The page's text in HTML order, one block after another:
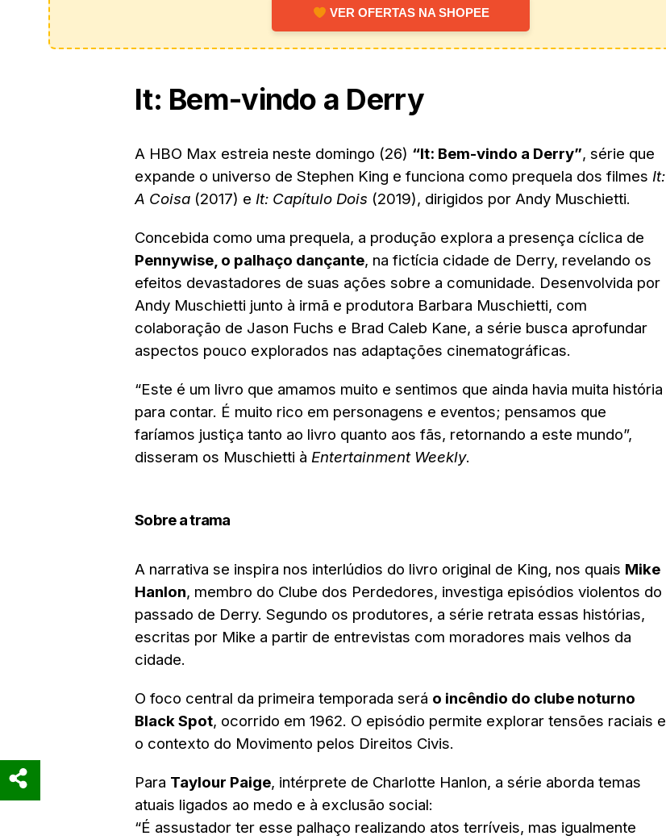
VER OFERTAS NA SHOPEE
It: Bem-vindo a Derry
A HBO Max estreia neste domingo (26) “It: Bem-vindo a Derry”, série que
expande o universo de Stephen King e funciona como prequela dos filmes It:
A Coisa (2017) e It: Capítulo Dois (2019), dirigidos por Andy Muschietti.
Concebida como uma prequela, a produção explora a presença cíclica de
Pennywise, o palhaço dançante, na fictícia cidade de Derry, revelando os
efeitos devastadores de suas ações sobre a comunidade. Desenvolvida por
Andy Muschietti junto à irmã e produtora Barbara Muschietti, com
colaboração de Jason Fuchs e Brad Caleb Kane, a série busca aprofundar
aspectos pouco explorados nas adaptações cinematográficas.
“Este é um livro que amamos muito e sentimos que ainda havia muita história
para contar. É muito rico em personagens e eventos; pensamos que
faríamos justiça tanto ao livro quanto aos fãs, retornando a este mundo”,
disseram os Muschietti à Entertainment Weekly.
Sobre a trama
A narrativa se inspira nos interlúdios do livro original de King, nos quais Mike
Hanlon, membro do Clube dos Perdedores, investiga episódios violentos do
passado de Derry. Segundo os produtores, a série retrata essas histórias,
escritas por Mike a partir de entrevistas com moradores mais velhos da
cidade.
O foco central da primeira temporada será o incêndio do clube noturno
Black Spot, ocorrido em 1962. O episódio permite explorar tensões raciais e
o contexto do Movimento pelos Direitos Civis.
Para Taylour Paige, intérprete de Charlotte Hanlon, a série aborda temas
atuais ligados ao medo e à exclusão social:
“É assustador ter esse palhaço realizando atos terríveis, mas igualmente